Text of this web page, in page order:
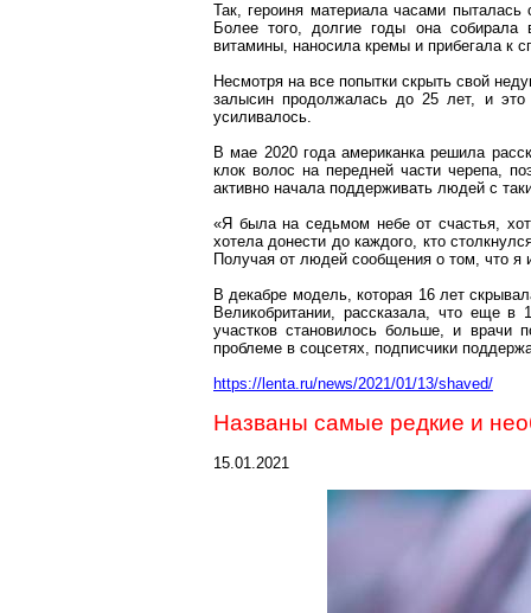
Так, героиня материала часами
Более того, долгие годы она
витамины, наносила кремы и прибегала к
Несмотря на все попытки скрыть свой
залысин продолжалась до 25 лет, и это
усиливалось.
В мае 2020 года американка решила
клок волос на передней части черепа,
активно начала поддерживать людей с
«Я была на седьмом небе от счастья,
хотела донести до каждого, кто
Получая от людей сообщения о том, что
В декабре модель, которая 16 лет
Великобритании, рассказала, что еще
участков становилось больше, и врачи
проблеме в соцсетях, подписчики
https://lenta.ru/news/2021/01/13/shaved/
Названы самые редкие и
15.01.2021